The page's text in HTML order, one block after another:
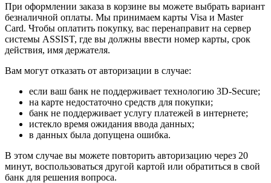
При оформлении заказа в корзине вы можете выбрать вариант
безналичной оплаты. Мы принимаем карты Visa и Master
Card. Чтобы оплатить покупку, вас перенаправит на сервер
системы ASSIST, где вы должны ввести номер карты, срок
действия, имя держателя.
Вам могут отказать от авторизации в случае:
если ваш банк не поддерживает технологию 3D-Secure;
на карте недостаточно средств для покупки;
банк не поддерживает услугу платежей в интернете;
истекло время ожидания ввода данных;
в данных была допущена ошибка.
В этом случае вы можете повторить авторизацию через 20
минут, воспользоваться другой картой или обратиться в свой
банк для решения вопроса.